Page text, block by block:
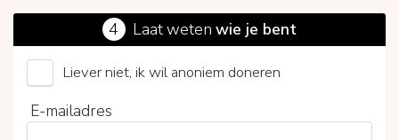
Door op V te klikken kies je wel of geen vrijwillige
4 Laat wetenwie je bent
Liever niet, ik wil anoniem doneren
E-mailadres